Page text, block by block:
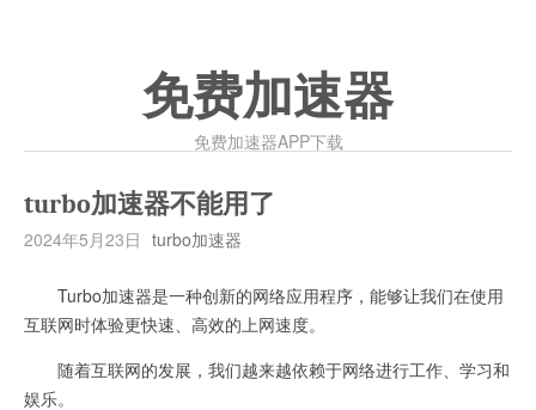
免费加速器
免费加速器APP下载
turbo加速器不能用了
2024年5月23日 turbo加速器
Turbo加速器是一种创新的网络应用程序，能够让我们在使用
互联网时体验更快速、高效的上网速度。
随着互联网的发展，我们越来越依赖于网络进行工作、学习和
娱乐。